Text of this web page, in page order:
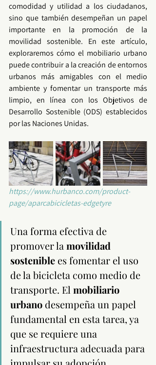
comodidad y utilidad a los ciudadanos,
sino que también desempeñan un papel
movilidad sostenible. En este artículo,
exploraremos cómo el mobiliario urbano
puede contribuir a la creación de entornos
urbanos más amigables con el medio
ambiente y fomentar un transporte más
limpio, en línea con los Objetivos de
Desarrollo Sostenible (ODS) establecidos
por las Naciones Unidas.
https://www.hurbanco.com/product-
page/aparcabicicletas-edgetyre
Una forma efectiva de
promover la movilidad
sostenible es fomentar el uso
de la bicicleta como medio de
transporte. El mobiliario
urbano desempeña un papel
fundamental en esta tarea, ya
que se requiere una
infraestructura adecuada para